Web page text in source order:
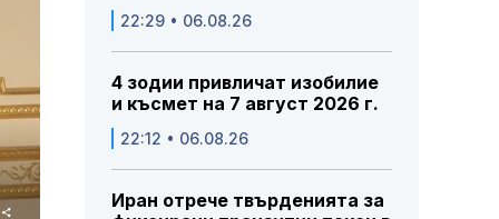
22:29 • 06.08.26
4 зодии привличат изобилие
и късмет на 7 август 2026 г.
22:12 • 06.08.26
Иран отрече твърденията за